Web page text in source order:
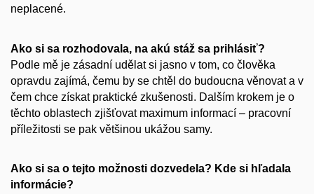
neplacené.
Ako si sa rozhodovala, na akú stáž sa prihlásiť?
Podle mě je zásadní udělat si jasno v tom, co člověka
opravdu zajímá, čemu by se chtěl do budoucna věnovat a v
čem chce získat praktické zkušenosti. Dalším krokem je o
těchto oblastech zjišťovat maximum informací – pracovní
příležitosti se pak většinou ukážou samy.
Ako si sa o tejto možnosti dozvedela? Kde si hľadala
informácie?